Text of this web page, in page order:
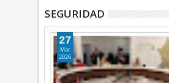
SEGURIDAD
27
Mar
2026